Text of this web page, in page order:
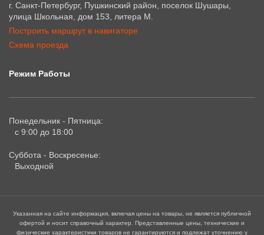
г. Санкт-Петербург, Пушкинский район, поселок Шушары,
улица Школьная, дом 153, литера М.
Построить маршрут в навигаторе
Схема проезда
Режим Работы
Понедельник - Пятница:
с 9:00 до 18:00
Суббота - Воскресенье:
Выходной
Указанная на сайте информация, включая цены на товары, не является публичной
офертой и носит справочный характер. Представленные цены, технические и
физические характеристики товаров не гарантируются и подлежат уточнению у